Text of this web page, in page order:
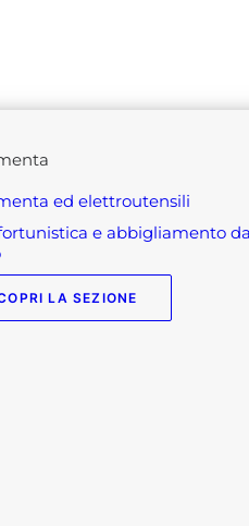
ed elettroutensili
LA SEZIONE